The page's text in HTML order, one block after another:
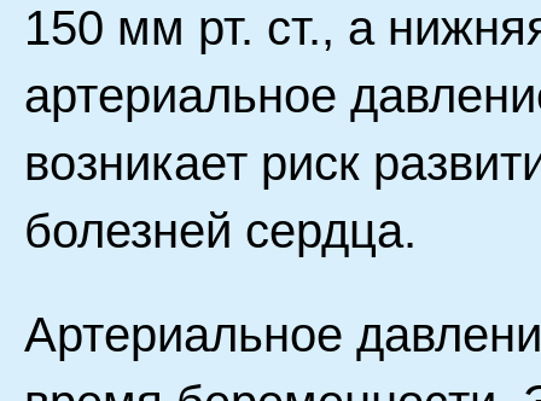
150 мм рт. ст., а
артериальное
возникает риск
болезней сердца.
Артериальное